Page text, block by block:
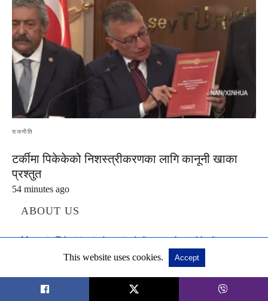
राजनीति
टर्कीमा पिकेकेको निशस्त्रीकरणका लागि कानूनी खाका
प्रश्तुत
54 minutes ago
ABOUT US
Mountain Television is the nation’s first popular and leading
analytical news channel with bureaus inside and outside Nepal.
Since its establishment in 2009, it has continued to grow in reach
and popularity due to its credible coverage and analytical news
broadcasting. Mountain Television reaches the mass audience
This website uses cookies. Accept